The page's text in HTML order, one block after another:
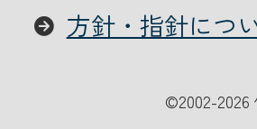
方針・指針につ
©2002-